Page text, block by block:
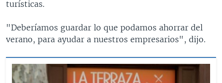
turísticas.
"Deberíamos guardar lo que podamos ahorrar del
verano, para ayudar a nuestros empresarios", dijo.